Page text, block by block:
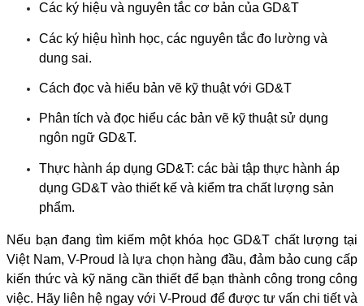
Các ký hiệu và nguyên tắc cơ bản của GD&T
Các ký hiệu hình học, các nguyên tắc đo lường và
dung sai.
Cách đọc và hiểu bản vẽ kỹ thuật với GD&T
Phân tích và đọc hiểu các bản vẽ kỹ thuật sử dụng
ngôn ngữ GD&T.
Thực hành áp dụng GD&T: các bài tập thực hành áp
dụng GD&T vào thiết kế và kiểm tra chất lượng sản
phẩm.
Nếu bạn đang tìm kiếm một khóa học GD&T chất lượng tại
Việt Nam, V-Proud là lựa chọn hàng đầu, đảm bảo cung cấp
kiến thức và kỹ năng cần thiết để bạn thành công trong công
việc. Hãy liên hệ ngay với V-Proud để được tư vấn chi tiết và